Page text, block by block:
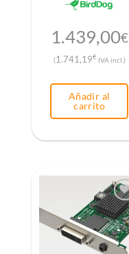
1.439,00€
(1.741,19€IVA incl.)
Añadir al
carrito